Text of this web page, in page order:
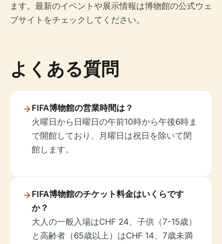
ます。最新のイベントや展示情報は博物館の公式ウェ
ブサイトをチェックしてください。
よくある質問
FIFA博物館の営業時間は？
火曜日から日曜日の午前10時から午後6時ま
で開館しており、月曜日は祝日を除いて閉
館します。
FIFA博物館のチケット料金はいくらです
か？
大人の一般入場はCHF 24、子供（7-15歳）
と高齢者（65歳以上）はCHF 14、7歳未満